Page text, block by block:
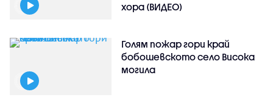
хора (ВИДЕО)
Голям пожар гори край
бобошевското село Висока
могила